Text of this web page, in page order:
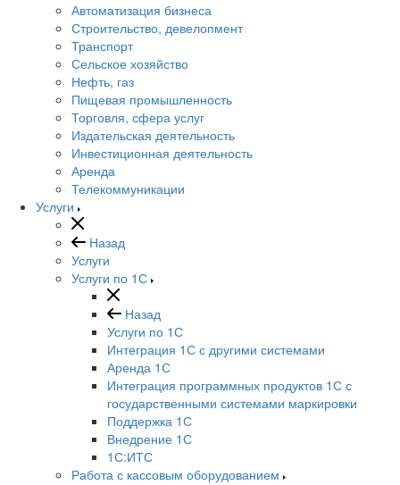
Автоматизация бизнеса
Строительство, девелопмент
Транспорт
Сельское хозяйство
Нефть, газ
Пищевая промышленность
Торговля, сфера услуг
Издательская деятельность
Инвестиционная деятельность
Аренда
Телекоммуникации
Услуги
Назад
Услуги
Услуги по 1С
Назад
Услуги по 1С
Интеграция 1С с другими системами
Аренда 1С
Интеграция программных продуктов 1С с
государственными системами маркировки
Поддержка 1С
Внедрение 1С
1С:ИТС
Работа с кассовым оборудованием